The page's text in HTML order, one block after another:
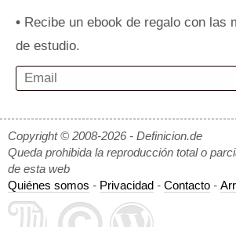
• Recibe un ebook de regalo con las
de estudio.
Copyright © 2008-2026 - Definicion.de
Queda prohibida la reproducción total o
de esta web
Quiénes somos - Privacidad - Contacto -